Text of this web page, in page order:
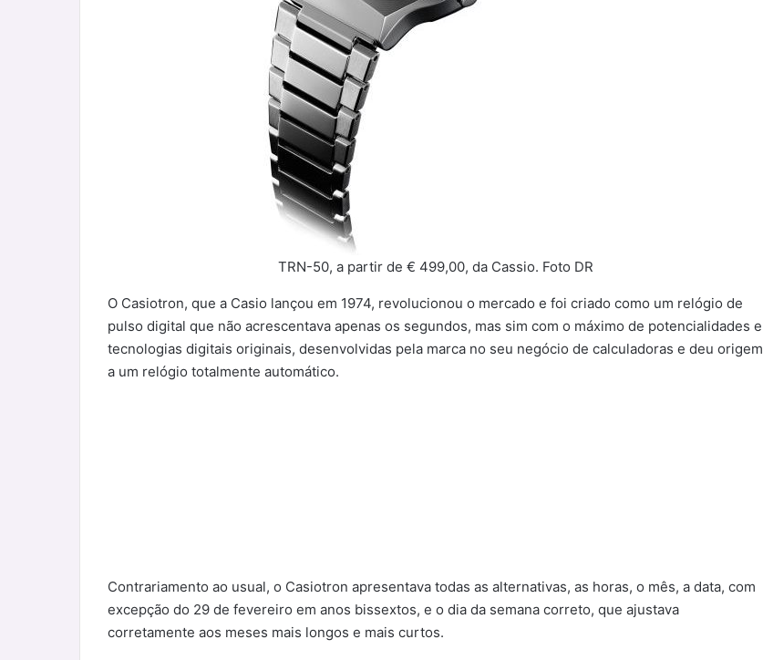
TRN-50, a partir de € 499,00, da Cassio. Foto DR
O Casiotron, que a Casio lançou em 1974, revolucionou o mercado e foi criado como um relógio de
pulso digital que não acrescentava apenas os segundos, mas sim com o máximo de potencialidades e
tecnologias digitais originais, desenvolvidas pela marca no seu negócio de calculadoras e deu origem
a um relógio totalmente automático.
Contrariamento ao usual, o Casiotron apresentava todas as alternativas, as horas, o mês, a data, com
excepção do 29 de fevereiro em anos bissextos, e o dia da semana correto, que ajustava
corretamente aos meses mais longos e mais curtos.